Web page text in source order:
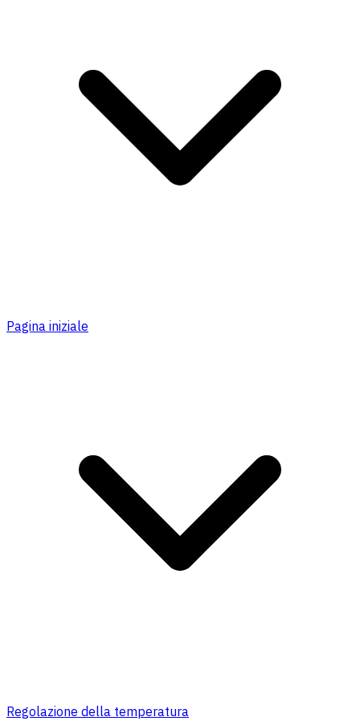
Pagina iniziale
Regolazione della temperatura